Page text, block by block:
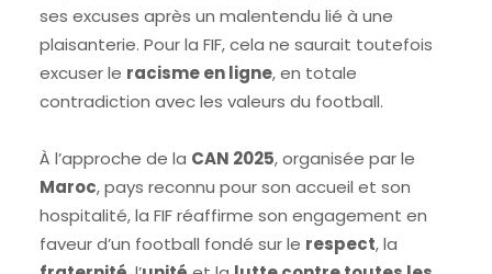
ses excuses après un malentendu lié à une
plaisanterie. Pour la FIF, cela ne saurait toutefois
excuser le racisme en ligne, en totale
contradiction avec les valeurs du football.
À l’approche de la CAN 2025, organisée par le
Maroc, pays reconnu pour son accueil et son
hospitalité, la FIF réaffirme son engagement en
faveur d’un football fondé sur le respect, la